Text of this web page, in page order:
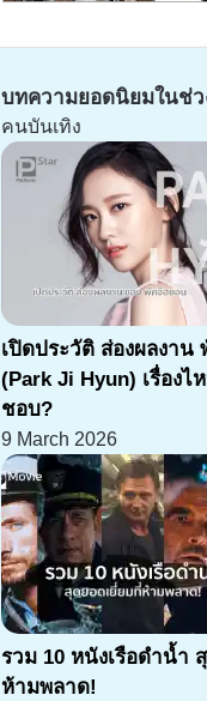
บทความยอดนิยมในช่ว
คนบันเทิง
เปิดประวัติ ส่องผลงาน
(Park Ji Hyun) เรื่อง
ชอบ?
9 March 2026
รวม 10 หนังเรือดำน้ำ
ห้ามพลาด!